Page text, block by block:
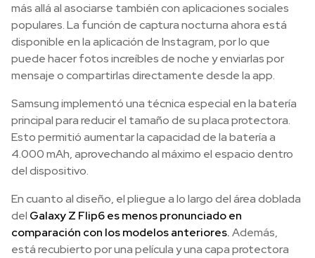
más allá al asociarse también con aplicaciones sociales
populares. La función de captura nocturna ahora está
disponible en la aplicación de Instagram, por lo que
puede hacer fotos increíbles de noche y enviarlas por
mensaje o compartirlas directamente desde la app.
Samsung implementó una técnica especial en la batería
principal para reducir el tamaño de su placa protectora.
Esto permitió aumentar la capacidad de la batería a
4.000 mAh, aprovechando al máximo el espacio dentro
del dispositivo.
En cuanto al diseño, el pliegue a lo largo del área doblada
del Galaxy Z Flip6 es menos pronunciado en
comparación con los modelos anteriores.Además,
está recubierto por una película y una capa protectora